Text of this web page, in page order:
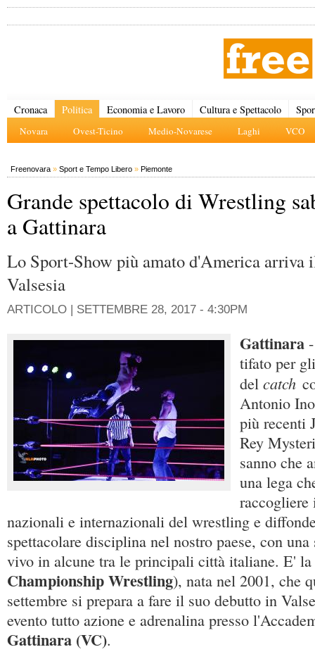
Cronaca Politica
Novara Ovest-Ticino Medio-Novarese Laghi VCO
Economia e Lavoro Cultura e Spettacolo
Freenovara » Sport e Tempo Libero » Piemonte
Grande spettacolo di Wrestling
a Gattinara
Lo Sport-Show più amato d'America arriva
Valsesia
ARTICOLO | SETTEMBRE 28, 2017 - 4:30PM
Gattinara
tifato per
del catch
Antonio
più recenti
Rey
sanno che
una lega
nazionali e internazionali del wrestling e
spettacolare disciplina nel nostro paese, con
vivo in alcune tra le principali città italiane. E'
Championship Wrestling), nata nel 2001, che
settembre si prepara a fare il suo debutto in
evento tutto azione e adrenalina presso
Gattinara (VC).